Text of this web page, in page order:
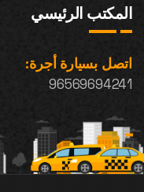
المكتب الرئيسي
اتصل بسيارة أجرة:
96569694241